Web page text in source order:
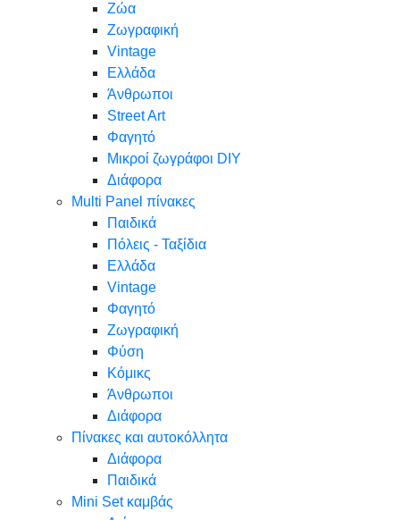
Ζώα
Ζωγραφική
Vintage
Ελλάδα
Άνθρωποι
Street Art
Φαγητό
Μικροί ζωγράφοι DIY
Διάφορα
Multi Panel πίνακες
Παιδικά
Πόλεις - Ταξίδια
Ελλάδα
Vintage
Φαγητό
Ζωγραφική
Φύση
Κόμικς
Άνθρωποι
Διάφορα
Πίνακες και αυτοκόλλητα
Διάφορα
Παιδικά
Mini Set καμβάς